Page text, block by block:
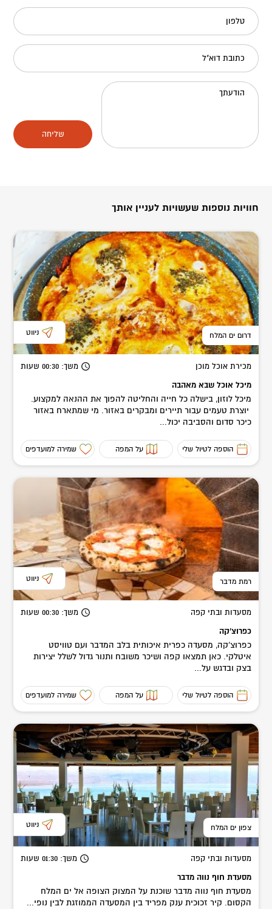
טלפון
כתובת דוא"ל
הודעתך
שליחה
חוויות נוספות שעשויות לעניין אותך
דרום ים המלח ניווט
מכירת אוכל מוכן משך: 00:30 שעות
מיכל אוכל שבא מאהבה
מיכל לוזון, בישלה כל חייה והחליטה להפוך את ההנאה למקצוע.
יוצרת טעמים עבור תיירים ומבקרים באזור. מי שמתארח באזור
כיכר סדום והסביבה יכול...
הוספה לטיול שלי על המפה שמירה למועדפים
רמת מדבר ניווט
מסעדות ובתי קפה משך: 00:30 שעות
כפרוצ'קה
כפרוצ'קה, מסעדה כפרית איכותית בלב המדבר ועם טוויסט
איטלקי. כאן תמצאו קפה ושיכר משובח ותנור גדול לשלל יצירות
בצק ובדגש על...
הוספה לטיול שלי על המפה שמירה למועדפים
צפון ים המלח ניווט
מסעדות ובתי קפה משך: 01:30 שעות
מסעדת חוף נווה מדבר
מסעדת חוף נווה מדבר שוכנת על המצוק הצופה אל ים המלח
הקסום. קיר זכוכית ענק מפריד בין המסעדה הממוזגת לבין נופי...